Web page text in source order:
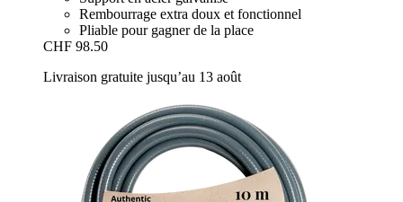
Rembourrage extra doux et fonctionnel
Pliable pour gagner de la place
CHF 98.50
Livraison gratuite jusqu’au 13 août